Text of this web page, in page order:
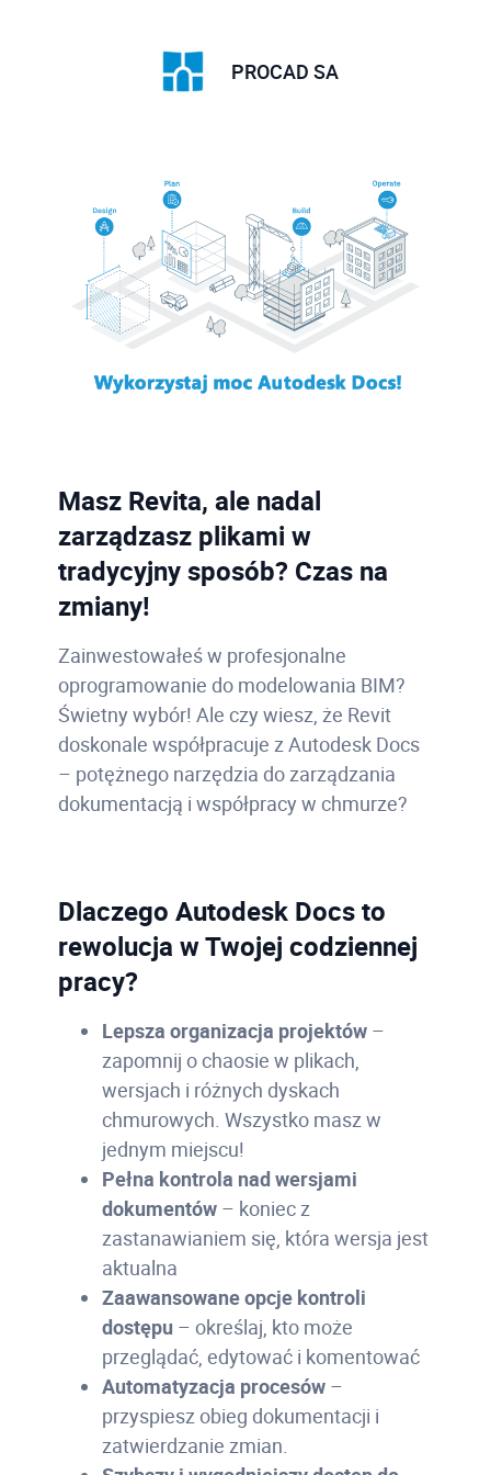
PROCAD SA
Masz Revita, ale nadal
zarządzasz plikami w
tradycyjny sposób? Czas na
zmiany!
Zainwestowałeś w profesjonalne
oprogramowanie do modelowania BIM?
Świetny wybór! Ale czy wiesz, że Revit
doskonale współpracuje z Autodesk Docs
– potężnego narzędzia do zarządzania
dokumentacją i współpracy w chmurze?
Dlaczego Autodesk Docs to
rewolucja w Twojej codziennej
pracy?
Lepsza organizacja projektów –
zapomnij o chaosie w plikach,
wersjach i różnych dyskach
chmurowych. Wszystko masz w
jednym miejscu!
Pełna kontrola nad wersjami
dokumentów – koniec z
zastanawianiem się, która wersja jest
aktualna
Zaawansowane opcje kontroli
dostępu – określaj, kto może
przeglądać, edytować i komentować
Automatyzacja procesów–
przyspiesz obieg dokumentacji i
zatwierdzanie zmian.